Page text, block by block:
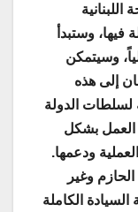
فيها، وستبدأ
وسيتمكن
إلى هذه
لسلطات الدولة
العمل بشكل
ودعمها.
وغير
السيادة الكاملة